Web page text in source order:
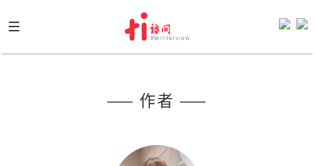
to
content
—— 作者 ——